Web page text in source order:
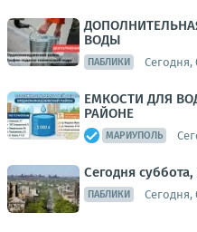
ВОДЫ
ПАБЛИКИ Сегодня,
ЕМКОСТИ ДЛЯ
РАЙОНЕ
МАРИУПОЛЬ
Сегодня суббота,
ПАБЛИКИ Сегодня,